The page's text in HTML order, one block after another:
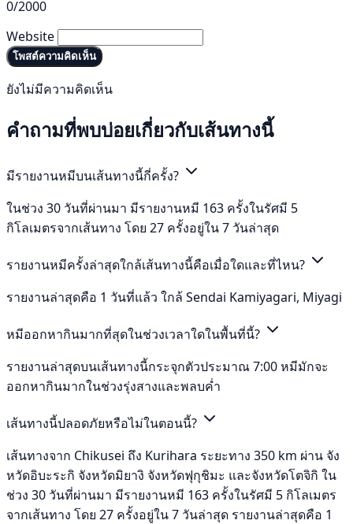
0/2000
Website
โพสต์ความคิดเห็น
ยังไม่มีความคิดเห็น
คำถามที่พบบ่อยเกี่ยวกับเส้นทางนี้
มีรายงานหมีบนเส้นทางนี้กี่ครั้ง?
ในช่วง 30 วันที่ผ่านมา มีรายงานหมี 163 ครั้งในรัศมี 5
กิโลเมตรจากเส้นทาง โดย 27 ครั้งอยู่ใน 7 วันล่าสุด
รายงานหมีครั้งล่าสุดใกล้เส้นทางนี้คือเมื่อใดและที่ไหน?
รายงานล่าสุดคือ 1 วันที่แล้ว ใกล้ Sendai Kamiyagari, Miyagi
หมีออกหากินมากที่สุดในช่วงเวลาใดในพื้นที่นี้?
รายงานล่าสุดบนเส้นทางนี้กระจุกตัวประมาณ 7:00 หมีมักจะ
ออกหากินมากในช่วงรุ่งสางและพลบค่ำ
เส้นทางนี้ปลอดภัยหรือไม่ในตอนนี้?
เส้นทางจาก Chikusei ถึง Kurihara ระยะทาง 350 km ผ่าน จัง
หวัดอิบะระกิ จังหวัดมิยางิ จังหวัดฟุกุชิมะ และจังหวัดโตจิกิ ใน
ช่วง 30 วันที่ผ่านมา มีรายงานหมี 163 ครั้งในรัศมี 5 กิโลเมตร
จากเส้นทาง โดย 27 ครั้งอยู่ใน 7 วันล่าสุด รายงานล่าสุดคือ 1